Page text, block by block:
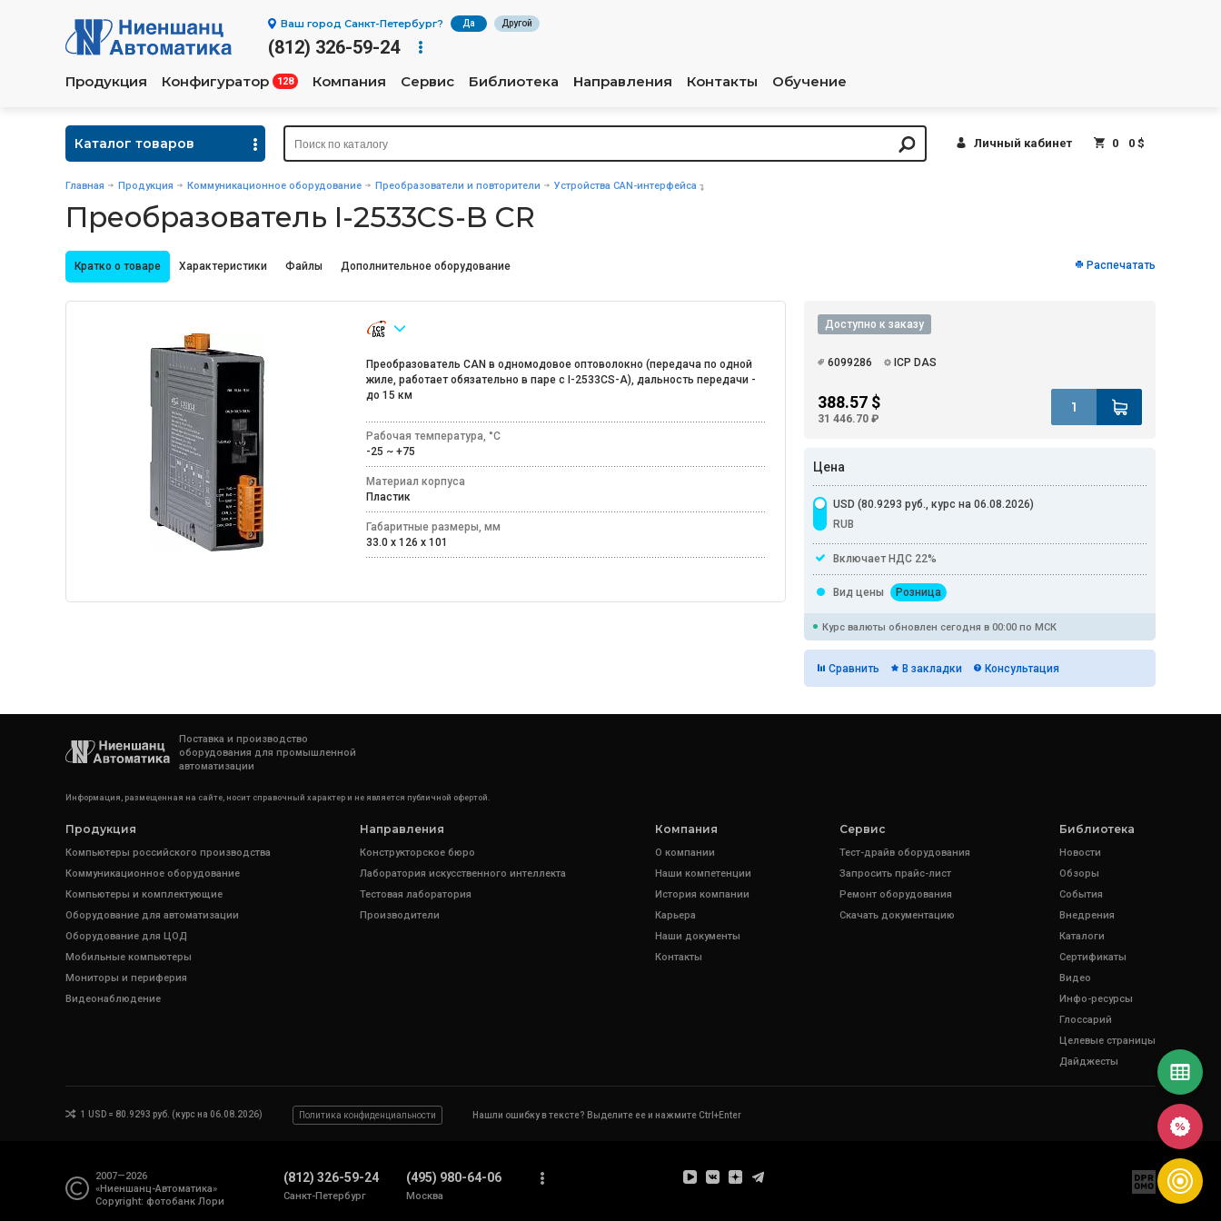
Ваш город Санкт-Петербург? Да Другой
(812) 326-59-24
Продукция Конфигуратор 128 Компания Сервис Библиотека Направления Контакты Обучение
Каталог товаров Личный кабинет 0 0 $
Главная Продукция Коммуникационное оборудование Преобразователи и повторители Устройства CAN-интерфейса
Преобразователь I-2533CS-B CR
Кратко о товаре Характеристики Файлы Дополнительное оборудование Распечатать
Доступно к заказу
6099286 ICP DAS
388.57 $
31 446.70 ₽
Цена
USD (80.9293 руб., курс на 06.08.2026)
RUB
Включает НДС 22%
Вид цены Розница
Курс валюты обновлен сегодня в 00:00 по МСК
Сравнить В закладки Консультация
Преобразователь CAN в одномодовое оптоволокно (передача по одной
жиле, работает обязательно в паре с I-2533CS-A), дальность передачи -
до 15 км
Рабочая температура, °C
-25 ~ +75
Материал корпуса
Пластик
Габаритные размеры, мм
33.0 x 126 x 101
Поставка и производство
оборудования для промышленной
автоматизации
Информация, размещенная на сайте, носит справочный характер и не является публичной офертой.
Продукция
Компьютеры российского производства
Коммуникационное оборудование
Компьютеры и комплектующие
Оборудование для автоматизации
Оборудование для ЦОД
Мобильные компьютеры
Мониторы и периферия
Видеонаблюдение
Направления
Конструкторское бюро
Лаборатория искусственного интеллекта
Тестовая лаборатория
Производители
Компания
О компании
Наши компетенции
История компании
Карьера
Наши документы
Контакты
Сервис
Тест-драйв оборудования
Запросить прайс-лист
Ремонт оборудования
Скачать документацию
Библиотека
Новости
Обзоры
События
Внедрения
Каталоги
Сертификаты
Видео
Инфо-ресурсы
Глоссарий
Целевые страницы
Дайджесты
1 USD = 80.9293 руб. (курс на 06.08.2026) Политика конфиденциальности Нашли ошибку в тексте? Выделите ее и нажмите Ctrl+Enter
2007—2026
«Ниеншанц-Автоматика»
Copyright: фотобанк Лори
(812) 326-59-24
Санкт-Петербург
(495) 980-64-06
Москва